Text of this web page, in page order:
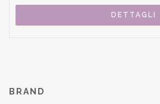
DETTAGLI
BRAND